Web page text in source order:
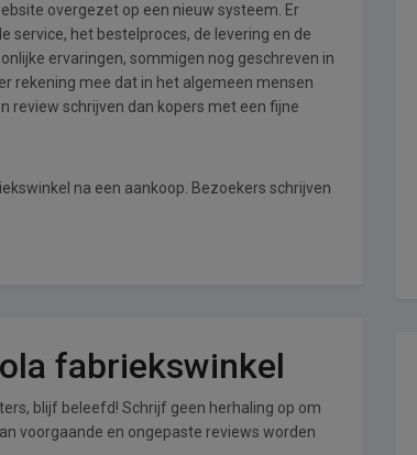
overgezet op een nieuw systeem. Er
service, het bestelproces, de levering en de
ervaringen, sommigen nog geschreven in
rekening mee dat in het algemeen mensen
review schrijven dan kopers met een fijne
na een aankoop. Bezoekers schrijven
fabriekswinkel
blijf beleefd! Schrijf geen herhaling op om
voorgaande en ongepaste reviews worden